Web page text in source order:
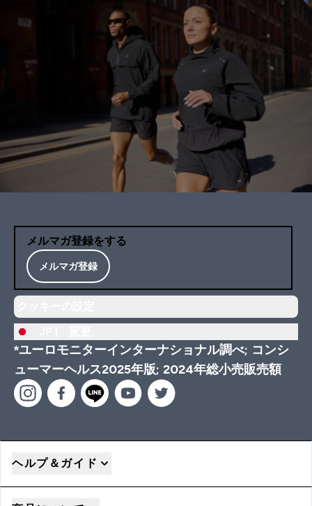
メルマガ登録をする
メルマガ登録
*ユーロモニターインターナショナル調べ; コンシ
ューマーヘルス2025年版; 2024年総小売販売額
ヘルプ＆ガイド